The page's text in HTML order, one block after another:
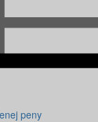
peny